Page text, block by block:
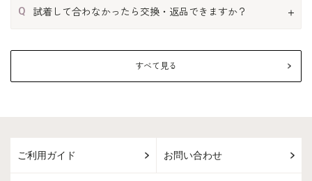
Q 試着して合わなかったら交換・返品できますか？
すべて見る
ご利用ガイド お問い合わせ